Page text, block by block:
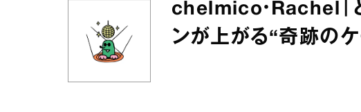
chelmico・Rachel「
ンが上がる“奇跡のケ